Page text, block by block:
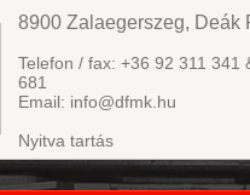
8900 Zalaegerszeg, Deák
Telefon / fax: +36 92 311 341
681
Email: info@dfmk.hu
Nyitva tartás